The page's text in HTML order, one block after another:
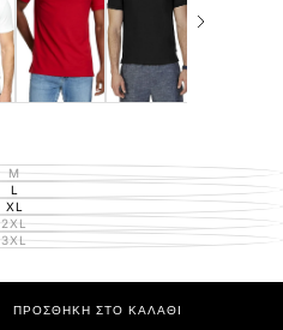
MΕΚΤΌΣ
ΑΠΟΘΈΜΑΤΟΣ
LΕΚΤΌΣ
ΑΠΟΘΈΜΑΤΟΣ
XLΕΚΤΌΣ
ΑΠΟΘΈΜΑΤΟΣ
2XLΕΚΤΌΣ
ΑΠΟΘΈΜΑΤΟΣ
3XLΕΚΤΌΣ
ΠΡΟΣΘΉΚΗ ΣΤΟ ΚΑΛΆΘΙ